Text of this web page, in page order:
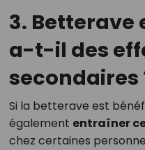
3. Betterave
a-t-il des
secondaires
Si la betterave est
également entraîner
chez certaines